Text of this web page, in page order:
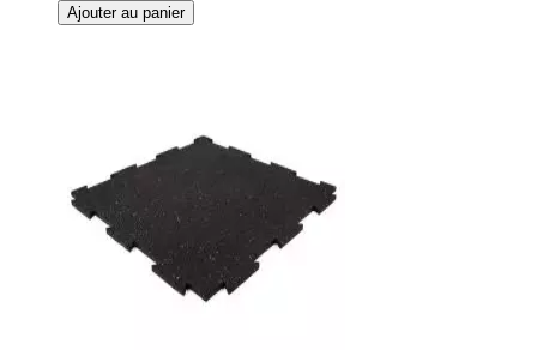
Ajouter au panier